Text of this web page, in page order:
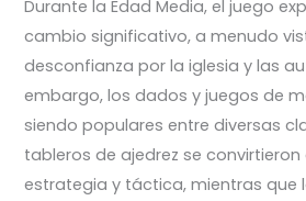
Durante la Edad Media, el juego
cambio significativo, a menudo
desconfianza por la iglesia y las
embargo, los dados y juegos de
siendo populares entre diversas
tableros de ajedrez se
estrategia y táctica, mientras que